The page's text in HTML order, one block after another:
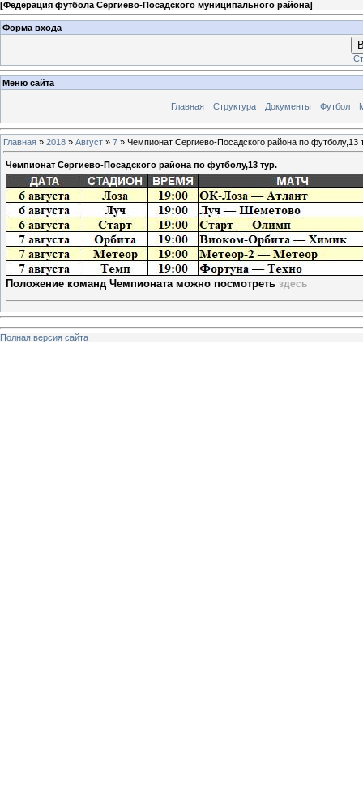
[Федерация футбола Сергиево-Посадского муниципального района]
Форма входа
Меню сайта
Главная Структура Документы Футбол
Главная » 2018 » Август » 7 » Чемпионат Сергиево-Посадского района по футболу,13
Чемпионат Сергиево-Посадского района по футболу,13 тур.
Положение команд Чемпионата можно посмотреть здесь
Полная версия сайта